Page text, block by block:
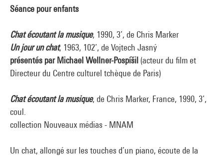
Séance pour enfants
Chat écoutant la musique, 1990, 3’, de Chris Marker
Un jour un chat, 1963, 102’, de Vojtech Jasný
présentés par Michael Wellner-Pospíšil (acteur du film et
Directeur du Centre culturel tchèque de Paris)
Chat écoutant la musique, de Chris Marker, France, 1990, 3’,
coul.
collection Nouveaux médias - MNAM
Un chat, allongé sur les touches d’un piano, écoute de la